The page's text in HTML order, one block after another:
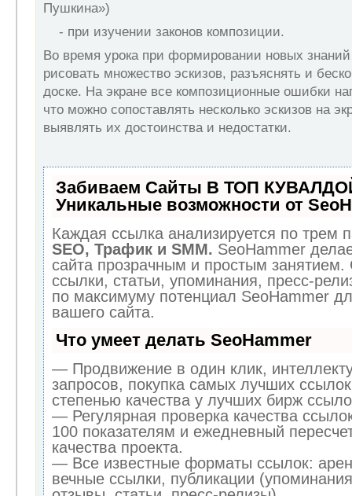
Пушкина»)
- при изучении законов композиции.
Во время урока при формировании новых
рисовать множество эскизов, разъяснять и
доске. На экране все композиционные ошибки
что можно сопоставлять несколько эскизов на
выявлять их достоинства и недостатки.
Забиваем Сайты В ТОП
Уникальные возможности от
Каждая ссылка анализируется по трем
SEO, Трафик и SMM. SeoHammer
сайта прозрачным и простым
ссылки, статьи, упоминания, пресс-
по максимуму потенциал SeoHammer
вашего сайта.
Что умеет делать SeoHammer
— Продвижение в один клик,
запросов, покупка самых лучших
степенью качества у лучших бирж
— Регулярная проверка качества
100 показателям и ежедневный
качества проекта.
— Все известные форматы ссылок:
вечные ссылки, публикации